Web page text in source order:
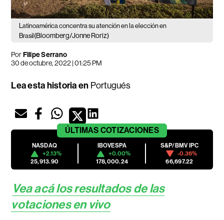
Latinoamérica concentra su atención en la elección en
Brasil (Bloomberg/Jonne Roriz)
PorFilipe Serrano
30 de octubre, 2022 | 01:25 PM
Lea esta historia en Portugués
ÚLTIMAS COTIZACIONES
NASDAQ
+2.13%
25,913.90
IBOVESPA
+0.00%
178,000.24
S&P/BMV IPC
-0.36%
66,697.22
Vea acá los resultados de las
votaciones en vivo